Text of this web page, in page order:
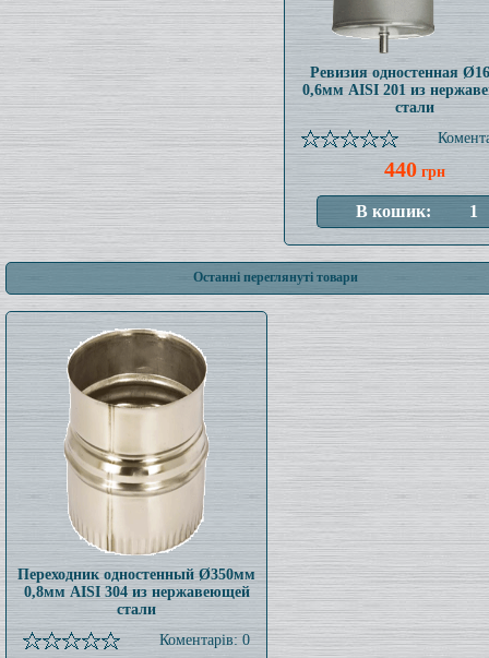
Ревизия одностенная
0,6мм AISI 201 из
стали
440 грн
Останні переглянуті товари
Переходник одностенный Ø350мм
0,8мм AISI 304 из нержавеющей
стали
Коментарів: 0